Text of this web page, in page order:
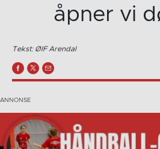
åpner vi
Tekst: ØIF Arendal